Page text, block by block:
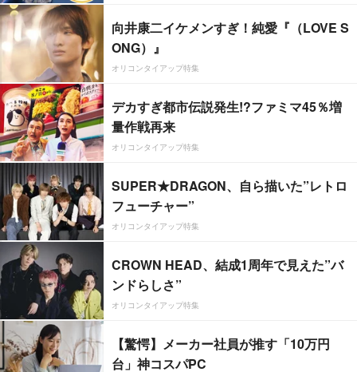
向井康二イケメンすぎ！純愛『（LOVE S
ONG）』
オリコンタイアップ特集
デカすぎ都市伝説発生!?ファミマ45％増
量作戦再来
オリコンタイアップ特集
SUPER★DRAGON、自ら描いた”レトロ
フューチャー”
オリコンタイアップ特集
CROWN HEAD、結成1周年で見えた”バ
ンドらしさ”
オリコンタイアップ特集
【驚愕】メーカー社員が推す「10万円
台」神コスパPC